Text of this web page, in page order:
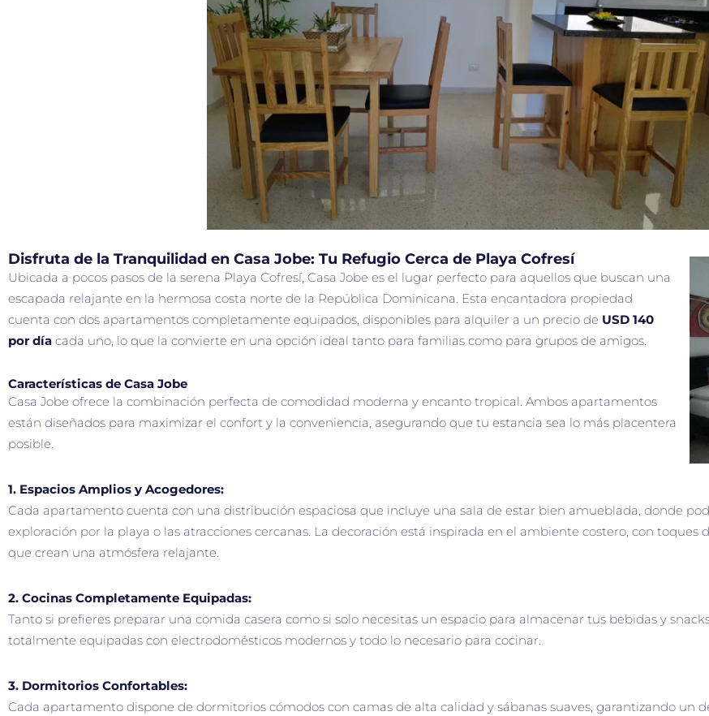
Disfruta de la Tranquilidad en Casa Jobe: Tu Refugio Cerca de Playa Cofresí
Ubicada a pocos pasos de la serena Playa Cofresí, Casa Jobe es el lugar perfecto para aquellos que buscan una
escapada relajante en la hermosa costa norte de la República Dominicana. Esta encantadora propiedad
cuenta con dos apartamentos completamente equipados, disponibles para alquiler a un precio de USD 140
por día cada uno, lo que la convierte en una opción ideal tanto para familias como para grupos de amigos.
Características de Casa Jobe
Casa Jobe ofrece la combinación perfecta de comodidad moderna y encanto tropical. Ambos apartamentos
están diseñados para maximizar el confort y la conveniencia, asegurando que tu estancia sea lo más placentera
posible.
1. Espacios Amplios y Acogedores:
Cada apartamento cuenta con una distribución espaciosa que incluye una sala de estar bien amueblada, donde
exploración por la playa o las atracciones cercanas. La decoración está inspirada en el ambiente costero, con toques
que crean una atmósfera relajante.
2. Cocinas Completamente Equipadas:
Tanto si prefieres preparar una comida casera como si solo necesitas un espacio para almacenar tus bebidas y
totalmente equipadas con electrodomésticos modernos y todo lo necesario para cocinar.
3. Dormitorios Confortables:
Cada apartamento dispone de dormitorios cómodos con camas de alta calidad y sábanas suaves, garantizando un